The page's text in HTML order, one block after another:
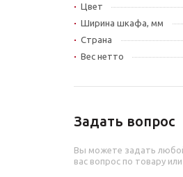
Цвет
Ширина шкафа, мм
Страна
Вес нетто
Задать вопрос
Вы можете задать
вас вопрос по товару